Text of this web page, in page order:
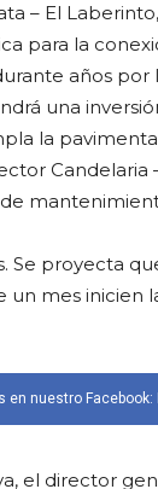
– El Laberinto,
para la
años por
una
la
Candelaria
Se proyecta
mes inicien
en nuestro Facebook:
el director